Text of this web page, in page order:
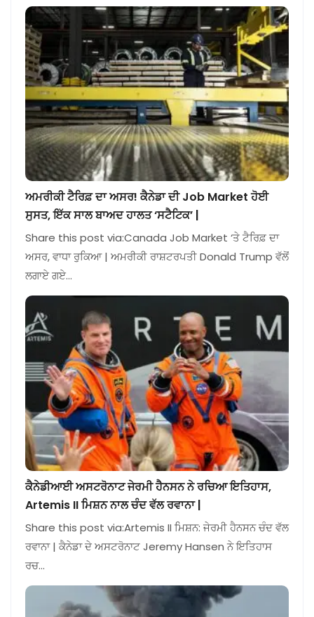
ਅਮਰੀਕੀ ਟੈਰਿਫ਼ ਦਾ ਅਸਰ! ਕੈਨੇਡਾ ਦੀ Job Market ਹੋਈ
ਸੁਸਤ, ਇੱਕ ਸਾਲ ਬਾਅਦ ਹਾਲਤ ‘ਸਟੈਟਿਕ’ |
Share this post via:Canada Job Market ‘ਤੇ ਟੈਰਿਫ਼ ਦਾ
ਅਸਰ, ਵਾਧਾ ਰੁਕਿਆ | ਅਮਰੀਕੀ ਰਾਸ਼ਟਰਪਤੀ Donald Trump ਵੱਲੋਂ
ਲਗਾਏ ਗਏ…
ਕੈਨੇਡੀਆਈ ਅਸਟਰੋਨਾਟ ਜੇਰਮੀ ਹੈਨਸਨ ਨੇ ਰਚਿਆ ਇਤਿਹਾਸ,
Artemis II ਮਿਸ਼ਨ ਨਾਲ ਚੰਦ ਵੱਲ ਰਵਾਨਾ |
Share this post via:Artemis II ਮਿਸ਼ਨ: ਜੇਰਮੀ ਹੈਨਸਨ ਚੰਦ ਵੱਲ
ਰਵਾਨਾ | ਕੈਨੇਡਾ ਦੇ ਅਸਟਰੋਨਾਟ Jeremy Hansen ਨੇ ਇਤਿਹਾਸ
ਰਚ…